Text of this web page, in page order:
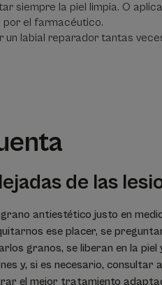
siempre la piel limpia. O
el farmacéutico.
un labial reparador tantas
de las
antiestético justo en
ese placer, se
granos, se liberan en la piel
y, si es necesario, consultar
el mejor tratamiento